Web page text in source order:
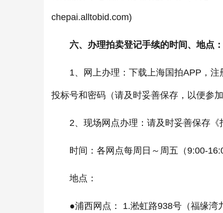
chepai.alltobid.com)
六、办理拍卖登记手续的时间、地点：
1、网上办理：下载上海国拍APP，注
投标号和密码（请及时妥善保存，以便参
2、现场网点办理：请及时妥善保存《
时间：各网点每周日～周五（9:00-
地点：
●浦西网点： 1.淞虹路938号（福缘湾九